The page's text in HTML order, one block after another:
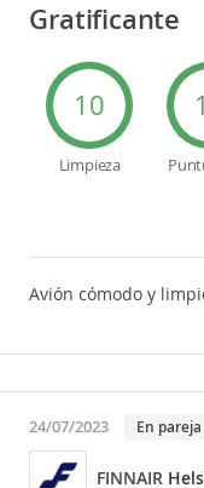
Gratificante
10
Limpieza
Avión cómodo y
24/07/2023 En pareja
FINNAIR